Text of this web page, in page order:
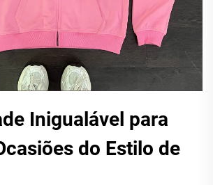
Inigualável para
do Estilo de